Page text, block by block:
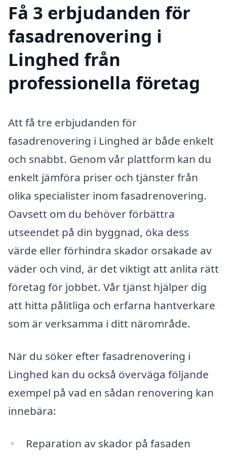
Få 3 erbjudanden för
fasadrenovering i
Linghed från
professionella företag
Att få tre erbjudanden för
fasadrenovering i Linghed är både enkelt
och snabbt. Genom vår plattform kan du
enkelt jämföra priser och tjänster från
olika specialister inom fasadrenovering.
Oavsett om du behöver förbättra
utseendet på din byggnad, öka dess
värde eller förhindra skador orsakade av
väder och vind, är det viktigt att anlita rätt
företag för jobbet. Vår tjänst hjälper dig
att hitta pålitliga och erfarna hantverkare
som är verksamma i ditt närområde.
När du söker efter fasadrenovering i
Linghed kan du också överväga följande
exempel på vad en sådan renovering kan
innebära:
Reparation av skador på fasaden